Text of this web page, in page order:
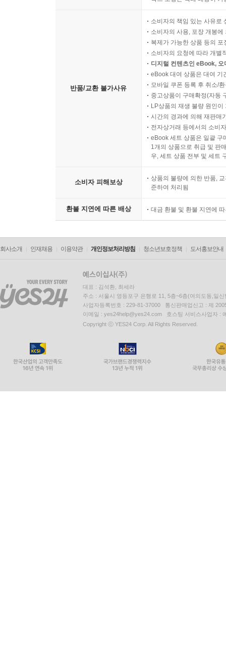
반품/교환 불가사유
소비자의 책임 있는 사유로
소비자의 사용, 포장 개봉
복제가 가능한 상품 등의
소비자의 요청에 따라 개별
디지털 컨텐츠인 eBook,
eBook 대여 상품은 대여 기
모바일 쿠폰 등록 후 취소/
중고상품이 구매확정(자동
LP상품의 재생 불량 원인
시간의 경과에 의해 재판매
전자상거래 등에서의 소비
eBook 세트 상품은 일괄 구
1개의 상품으로 취급 및 판
우, 세트 상품 전부 및 세트
소비자 피해보상
상품의 불량에 의한 반품,
준하여 처리됨
환불 지연에 따른 배상 대금 환불 및 환불 지연에
회사소개 인재채용 이용약관 개인정보처리방침 청소년보호정책 도서홍보안내
대표 : 김석환, 최세라
주소 : 서울시 영등포구 은행로 11, 5층~6층(여의도동,일신
사업자등록번호 : 229-81-37000 통신판매업신고 : 제
이메일 : yes24help@yes24.com 호스팅 서비스사업자 :
Copyright ⓒ YES24 Corp. All Rights Reserved.